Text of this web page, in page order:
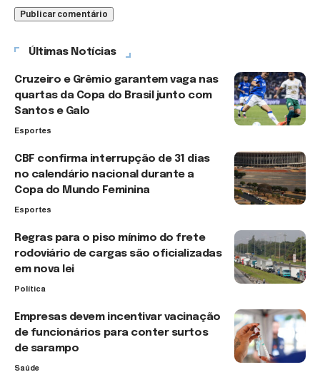
Últimas Notícias
Cruzeiro e Grêmio garantem vaga nas
quartas da Copa do Brasil junto com
Santos e Galo
Esportes
CBF confirma interrupção de 31 dias
no calendário nacional durante a
Copa do Mundo Feminina
Esportes
Regras para o piso mínimo do frete
rodoviário de cargas são oficializadas
em nova lei
Política
Empresas devem incentivar vacinação
de funcionários para conter surtos
de sarampo
Saúde